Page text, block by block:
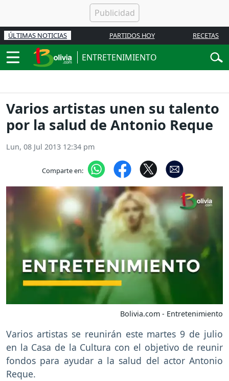
ÚLTIMAS NOTICIAS PARTIDOS HOY RECETAS
ENTRETENIMIENTO
Varios artistas unen su talento
por la salud de Antonio Reque
Lun, 08 Jul 2013 12:34 pm
Comparte en:
Bolivia.com - Entretenimiento
Varios artistas se reunirán este martes 9 de julio
en la Casa de la Cultura con el objetivo de reunir
fondos para ayudar a la salud del actor Antonio
Reque.